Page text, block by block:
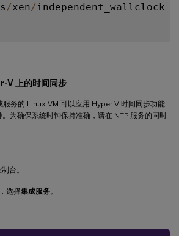
/xen/ independent_wallclock
上的时间同步
务的 Linux VM 可以应用 Hyper-V 时间同步功能
为确保系统时钟保持准确，请在 NTP 服务的同时
台。
选择集成服务。